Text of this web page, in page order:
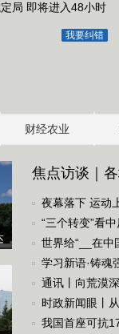
局 即将进入48小时
我要纠错
财经农业
焦点访谈｜
化战略底座
夜幕落下 运动
“三个转变”看
世界给“__在中
学习新语·铸魂
通讯丨向荒漠
时政新闻眼丨
我国首座可抗